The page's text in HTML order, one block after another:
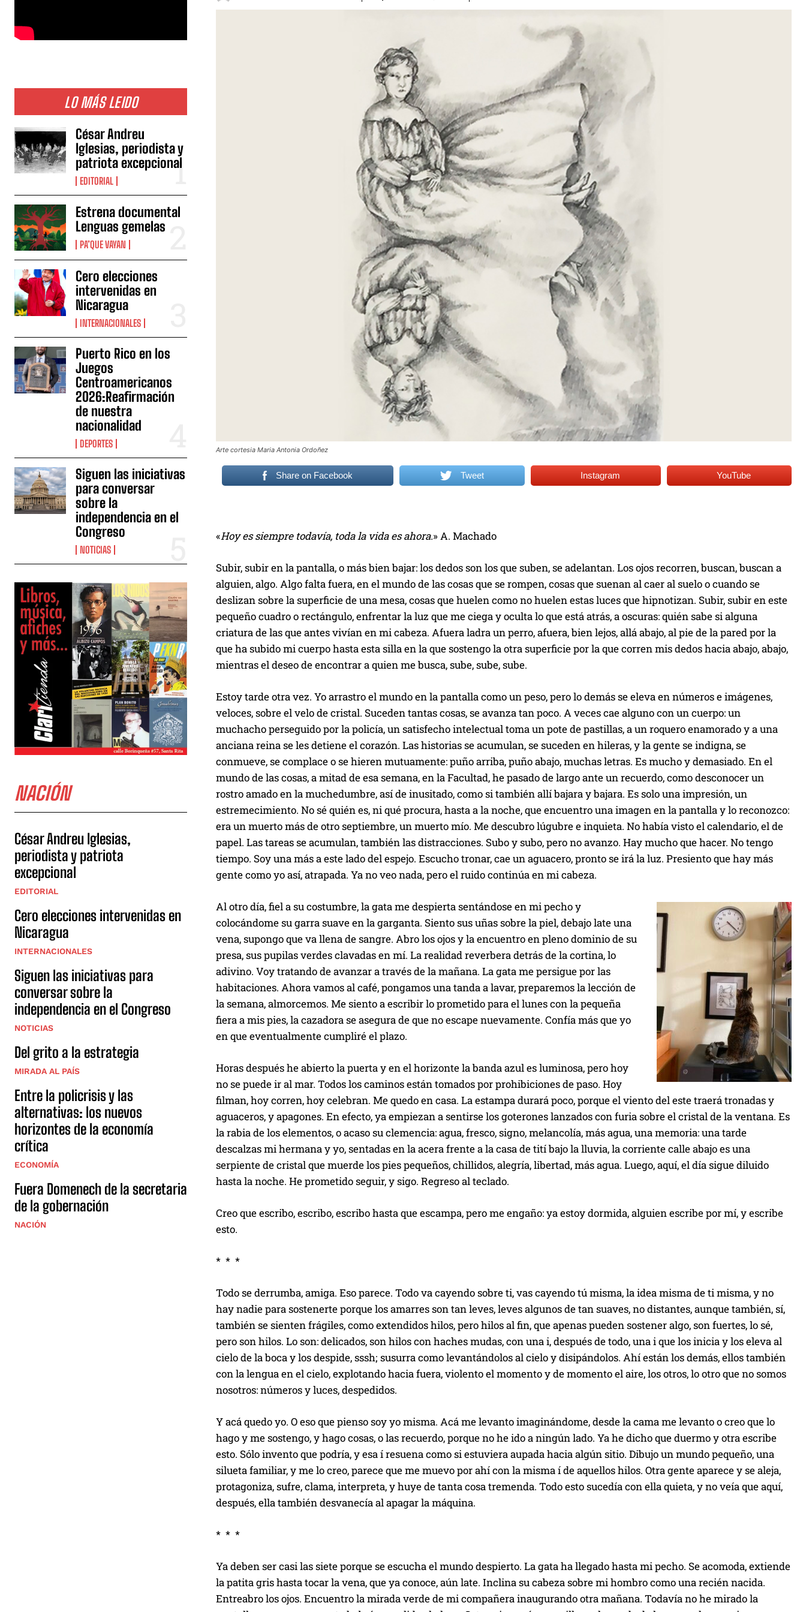
LO MÁS LEIDO
César Andreu
Iglesias, periodista y
patriota excepcional
EDITORIAL
Estrena documental
Lenguas gemelas
PA’QUE VAYAN
Cero elecciones
intervenidas en
Nicaragua
INTERNACIONALES
Puerto Rico en los
Juegos
Centroamericanos
2026:Reafirmación
de nuestra
nacionalidad
DEPORTES
Siguen las iniciativas
para conversar
sobre la
independencia en el
Congreso
NOTICIAS
NACIÓN
César Andreu Iglesias,
periodista y patriota
excepcional
EDITORIAL
Cero elecciones intervenidas en
Nicaragua
INTERNACIONALES
Siguen las iniciativas para
conversar sobre la
independencia en el Congreso
NOTICIAS
Del grito a la estrategia
MIRADA AL PAÍS
Entre la policrisis y las
alternativas: los nuevos
horizontes de la economía
crítica
ECONOMÍA
Fuera Domenech de la secretaria
de la gobernación
NACIÓN
Arte cortesia Maria Antonia Ordoñez
Share on Facebook Tweet Instagram YouTube
«Hoy es siempre todavía, toda la vida es ahora.» A. Machado
Subir, subir en la pantalla, o más bien bajar: los dedos son los que suben, se adelantan. Los ojos recorren, buscan, buscan a
alguien, algo. Algo falta fuera, en el mundo de las cosas que se rompen, cosas que suenan al caer al suelo o cuando se
deslizan sobre la superficie de una mesa, cosas que huelen como no huelen estas luces que hipnotizan. Subir, subir en este
pequeño cuadro o rectángulo, enfrentar la luz que me ciega y oculta lo que está atrás, a oscuras: quién sabe si alguna
criatura de las que antes vivían en mi cabeza. Afuera ladra un perro, afuera, bien lejos, allá abajo, al pie de la pared por la
que ha subido mi cuerpo hasta esta silla en la que sostengo la otra superficie por la que corren mis dedos hacia abajo, abajo,
mientras el deseo de encontrar a quien me busca, sube, sube, sube.
Estoy tarde otra vez. Yo arrastro el mundo en la pantalla como un peso, pero lo demás se eleva en números e imágenes,
veloces, sobre el velo de cristal. Suceden tantas cosas, se avanza tan poco. A veces cae alguno con un cuerpo: un
muchacho perseguido por la policía, un satisfecho intelectual toma un pote de pastillas, a un roquero enamorado y a una
anciana reina se les detiene el corazón. Las historias se acumulan, se suceden en hileras, y la gente se indigna, se
conmueve, se complace o se hieren mutuamente: puño arriba, puño abajo, muchas letras. Es mucho y demasiado. En el
mundo de las cosas, a mitad de esa semana, en la Facultad, he pasado de largo ante un recuerdo, como desconocer un
rostro amado en la muchedumbre, así de inusitado, como si también allí bajara y bajara. Es solo una impresión, un
estremecimiento. No sé quién es, ni qué procura, hasta a la noche, que encuentro una imagen en la pantalla y lo reconozco:
era un muerto más de otro septiembre, un muerto mío. Me descubro lúgubre e inquieta. No había visto el calendario, el de
papel. Las tareas se acumulan, también las distracciones. Subo y subo, pero no avanzo. Hay mucho que hacer. No tengo
tiempo. Soy una más a este lado del espejo. Escucho tronar, cae un aguacero, pronto se irá la luz. Presiento que hay más
gente como yo así, atrapada. Ya no veo nada, pero el ruido continúa en mi cabeza.
Al otro día, fiel a su costumbre, la gata me despierta sentándose en mi pecho y
colocándome su garra suave en la garganta. Siento sus uñas sobre la piel, debajo late una
vena, supongo que va llena de sangre. Abro los ojos y la encuentro en pleno dominio de su
presa, sus pupilas verdes clavadas en mí. La realidad reverbera detrás de la cortina, lo
adivino. Voy tratando de avanzar a través de la mañana. La gata me persigue por las
habitaciones. Ahora vamos al café, pongamos una tanda a lavar, preparemos la lección de
la semana, almorcemos. Me siento a escribir lo prometido para el lunes con la pequeña
fiera a mis pies, la cazadora se asegura de que no escape nuevamente. Confía más que yo
en que eventualmente cumpliré el plazo.
Horas después he abierto la puerta y en el horizonte la banda azul es luminosa, pero hoy
no se puede ir al mar. Todos los caminos están tomados por prohibiciones de paso. Hoy
filman, hoy corren, hoy celebran. Me quedo en casa. La estampa durará poco, porque el viento del este traerá tronadas y
aguaceros, y apagones. En efecto, ya empiezan a sentirse los goterones lanzados con furia sobre el cristal de la ventana. Es
la rabia de los elementos, o acaso su clemencia: agua, fresco, signo, melancolía, más agua, una memoria: una tarde
descalzas mi hermana y yo, sentadas en la acera frente a la casa de tití bajo la lluvia, la corriente calle abajo es una
serpiente de cristal que muerde los pies pequeños, chillidos, alegría, libertad, más agua. Luego, aquí, el día sigue diluido
hasta la noche. He prometido seguir, y sigo. Regreso al teclado.
Creo que escribo, escribo, escribo hasta que escampa, pero me engaño: ya estoy dormida, alguien escribe por mí, y escribe
esto.
* * *
Todo se derrumba, amiga. Eso parece. Todo va cayendo sobre ti, vas cayendo tú misma, la idea misma de ti misma, y no
hay nadie para sostenerte porque los amarres son tan leves, leves algunos de tan suaves, no distantes, aunque también, sí,
también se sienten frágiles, como extendidos hilos, pero hilos al fin, que apenas pueden sostener algo, son fuertes, lo sé,
pero son hilos. Lo son: delicados, son hilos con haches mudas, con una i, después de todo, una i que los inicia y los eleva al
cielo de la boca y los despide, sssh; susurra como levantándolos al cielo y disipándolos. Ahí están los demás, ellos también
con la lengua en el cielo, explotando hacia fuera, violento el momento y de momento el aire, los otros, lo otro que no somos
nosotros: números y luces, despedidos.
Y acá quedo yo. O eso que pienso soy yo misma. Acá me levanto imaginándome, desde la cama me levanto o creo que lo
hago y me sostengo, y hago cosas, o las recuerdo, porque no he ido a ningún lado. Ya he dicho que duermo y otra escribe
esto. Sólo invento que podría, y esa í resuena como si estuviera aupada hacia algún sitio. Dibujo un mundo pequeño, una
silueta familiar, y me lo creo, parece que me muevo por ahí con la misma í de aquellos hilos. Otra gente aparece y se aleja,
protagoniza, sufre, clama, interpreta, y huye de tanta cosa tremenda. Todo esto sucedía con ella quieta, y no veía que aquí,
después, ella también desvanecía al apagar la máquina.
* * *
Ya deben ser casi las siete porque se escucha el mundo despierto. La gata ha llegado hasta mi pecho. Se acomoda, extiende
la patita gris hasta tocar la vena, que ya conoce, aún late. Inclina su cabeza sobre mi hombro como una recién nacida.
Entreabro los ojos. Encuentro la mirada verde de mi compañera inaugurando otra mañana. Todavía no he mirado la